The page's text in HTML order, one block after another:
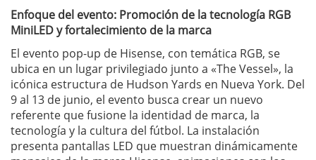
Enfoque del evento: Promoción de la tecnología RGB
MiniLED y fortalecimiento de la marca
El evento pop-up de Hisense, con temática RGB, se
ubica en un lugar privilegiado junto a «The Vessel», la
icónica estructura de Hudson Yards en Nueva York. Del
9 al 13 de junio, el evento busca crear un nuevo
referente que fusione la identidad de marca, la
tecnología y la cultura del fútbol. La instalación
presenta pantallas LED que muestran dinámicamente